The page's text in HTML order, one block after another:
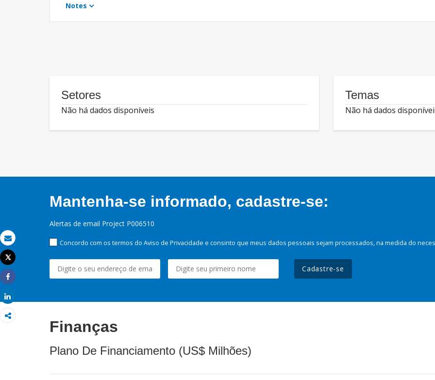
Email
Imprimir
Tweet
Share
Notes
Setores
Não há dados disponíveis
Temas
Não há dados
Mantenha-se informado, cadastre-se:
Alertas de email Project P006510
Concordo com os termos do Aviso de Privacidade e consinto que meus dados pessoais sejam processados, na medida do
Cadastre-se
Finanças
Plano De Financiamento (US$ Milhões)